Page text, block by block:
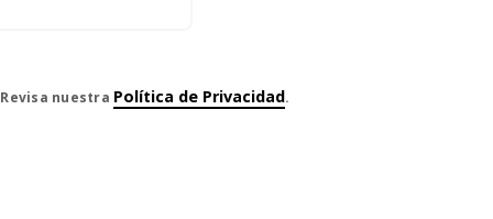
nuestra Política de Privacidad.